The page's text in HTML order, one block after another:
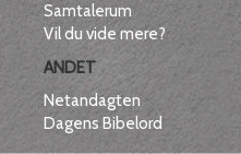
Samtalerum
Vil du vide mere?
ANDET
Netandagten
Dagens Bibelord